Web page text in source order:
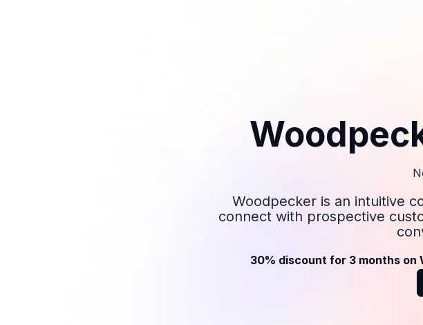
Woodpecker is an intuitive
connect with prospective
30% discount for 3 months on